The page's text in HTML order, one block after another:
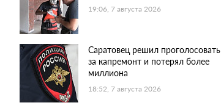
19:06, 7 августа 2026
Саратовец решил проголосовать
за капремонт и потерял более
миллиона
18:52, 7 августа 2026